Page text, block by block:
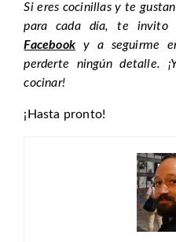
Si eres cocinillas y te
para cada día, te
Facebook y a seguirme
perderte ningún detalle.
cocinar!
¡Hasta pronto!